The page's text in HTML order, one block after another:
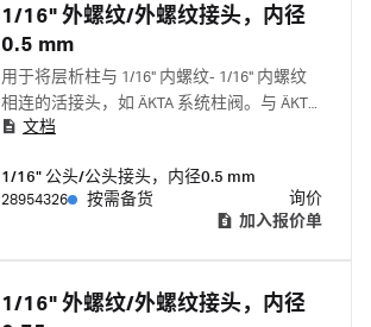
1/16" 外螺纹/外螺纹接头，内径
0.5 mm
用于将层析柱与 1/16" 内螺纹- 1/16" 内螺纹
相连的活接头，如 ÄKTA 系统柱阀。与 ÄKTA
start、ÄKTA go、ÄKTA pure 和 ÄKTA avant 配
文档
1/16" 公头/公头接头，内径0.5 mm
28954326
按需备货
询价
加入报价单
1/16" 外螺纹/外螺纹接头，内径